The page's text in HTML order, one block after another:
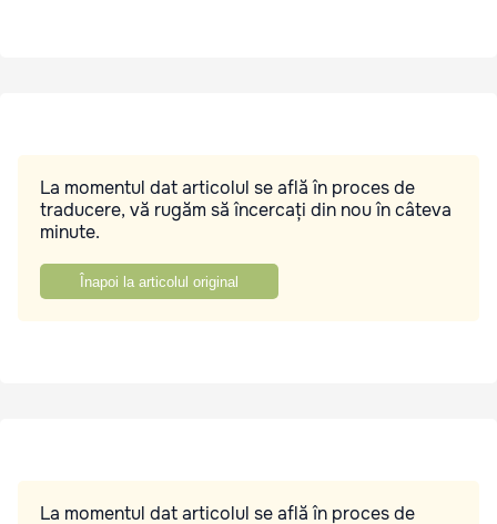
La momentul dat articolul se află în proces de
traducere, vă rugăm să încercați din nou în câteva
minute.
Înapoi la articolul original
La momentul dat articolul se află în proces de